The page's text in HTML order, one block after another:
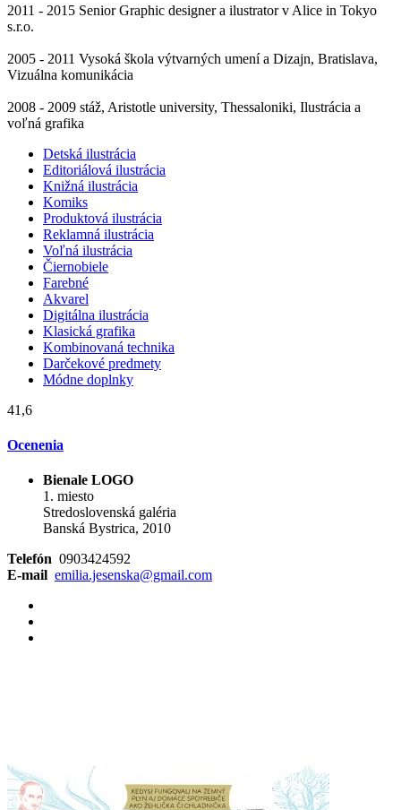
2011 - 2015 Senior Graphic designer a ilustrator v Alice in Tokyo
s.r.o.
2005 - 2011 Vysoká škola výtvarných umení a Dizajn, Bratislava,
Vizuálna komunikácia
2008 - 2009 stáž, Aristotle university, Thessaloniki, Ilustrácia a
voľná grafika
Detská ilustrácia
Editoriálová ilustrácia
Knižná ilustrácia
Komiks
Produktová ilustrácia
Reklamná ilustrácia
Voľná ilustrácia
Čiernobiele
Farebné
Akvarel
Digitálna ilustrácia
Klasická grafika
Kombinovaná technika
Darčekové predmety
Módne doplnky
41,6
Ocenenia
Bienale LOGO
1. miesto
Stredoslovenská galéria
Banská Bystrica, 2010
Telefón 0903424592
E-mail emilia.jesenska@gmail.com